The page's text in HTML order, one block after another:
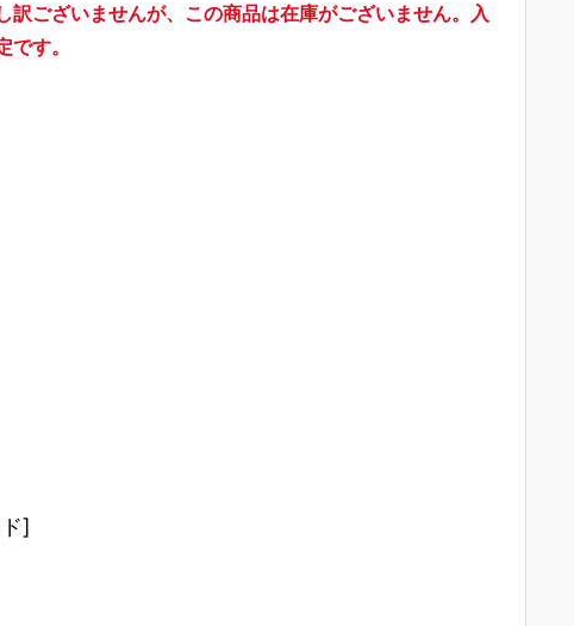
訳ございませんが、この商品は在庫がございません。入
です。
]